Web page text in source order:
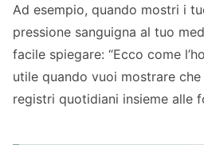
Ad esempio, quando mostri i
pressione sanguigna al tuo
facile spiegare: “Ecco come
utile quando vuoi mostrare
registri quotidiani insieme alle